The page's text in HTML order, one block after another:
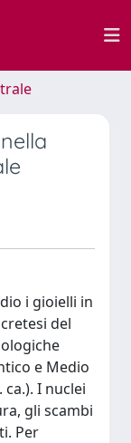
i gioielli in
del
e Medio
ca.). I nuclei
gli scambi
Per